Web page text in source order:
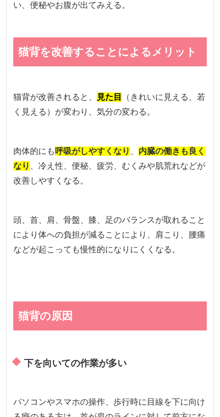
い、便秘やお腹が出てみえる。
猫背を改善することによるメリット
猫背が改善されると、 見た目
（きれいに見える、若
く見える）が変わり、気分の変わる。
肉体的にも呼吸がしやすくなり 、 内臓の働きも良く
なり 、冷え性、便秘、疲労、むくみや肌荒れなどが
改善しやすくなる。
頭、首、肩、骨盤、膝、足のバランスが取れること
により体への負担が減ることにより、肩こり、腰痛
などが起こっても慢性的になりにくくなる。
猫背の原因
下を向いての作業が多い
パソコンやスマホの操作、歩行時に目線を下に向け